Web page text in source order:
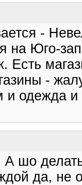
-
на Юго-
Есть
-
одежда и
шо
да, не